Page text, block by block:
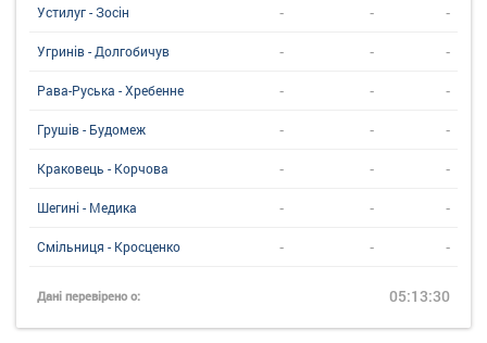
Устилуг - Зосін - - -
Угринiв - Долгобичув - - -
Рава-Руська - Хребенне - - -
Грушів - Будомеж - - -
Краковець - Корчова - - -
Шегині - Медика - - -
Смільниця - Кросценко - - -
Дані перевірено о: 05:13:30